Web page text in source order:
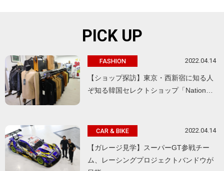
PICK UP
FASHION 2022.04.14
【ショップ探訪】東京・西新宿に知る人
ぞ知る韓国セレクトショップ「Nation…
CAR & BIKE 2022.04.14
【ガレージ見学】スーパーGT参戦チー
ム、レーシングプロジェクトバンドウが